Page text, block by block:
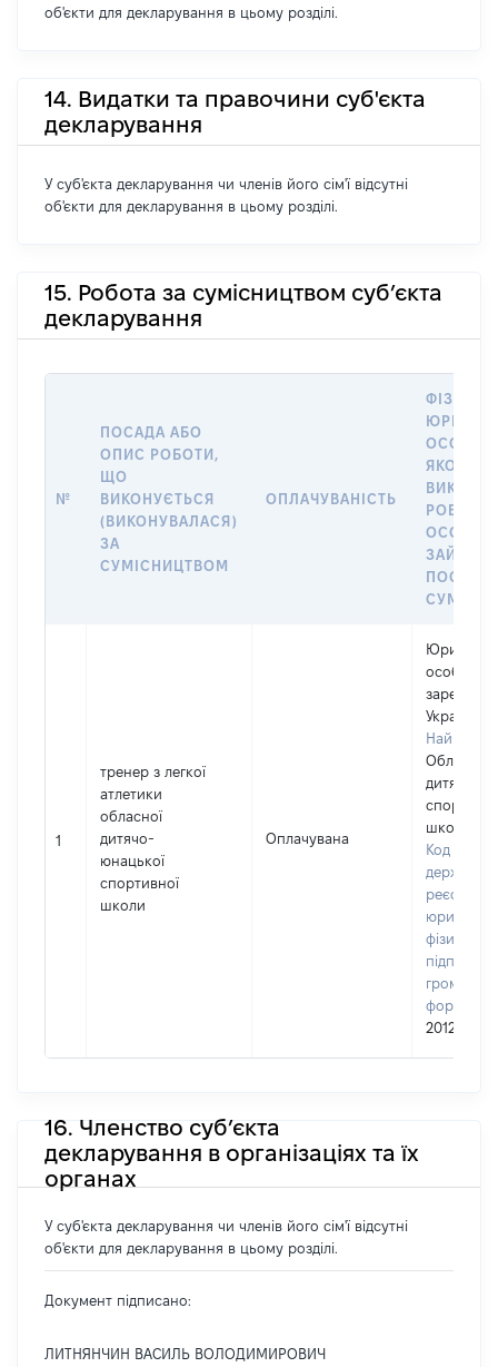
об'єкти для декларування в цьому розділі.
14. Видатки та правочини суб'єкта
декларування
У суб'єкта декларування чи членів його сім'ї відсутні
об'єкти для декларування в цьому розділі.
15. Робота за сумісництвом суб’єкта
декларування
№
ПОСАДА АБО
ОПИС РОБОТИ,
ЩО
ВИКОНУЄТЬСЯ
(ВИКОНУВАЛАСЯ)
ЗА
СУМІСНИЦТВОМ
ОПЛАЧУВАНІСТЬ
ОСОБА,
ЯКОЇ
РОБОТА
ОСОБА
ПОСАДУ
1
тренер з легкої
атлетики
обласної
дитячо-
юнацької
спортивної
школи
Оплачувана
Юридична
особа,
Україні
Обласна
дитячо-
школа
Код в
реєстрі
фізичних
20123199
16. Членство суб’єкта
декларування в організаціях та їх
органах
У суб'єкта декларування чи членів його сім'ї відсутні
об'єкти для декларування в цьому розділі.
Документ підписано:
ЛИТНЯНЧИН ВАСИЛЬ ВОЛОДИМИРОВИЧ